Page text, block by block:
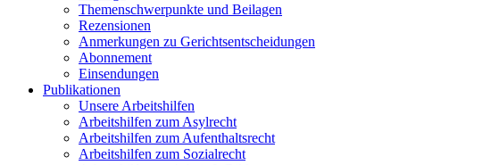
Themenschwerpunkte und Beilagen
Rezensionen
Anmerkungen zu Gerichtsentscheidungen
Abonnement
Einsendungen
Publikationen
Unsere Arbeitshilfen
Arbeitshilfen zum Asylrecht
Arbeitshilfen zum Aufenthaltsrecht
Arbeitshilfen zum Sozialrecht